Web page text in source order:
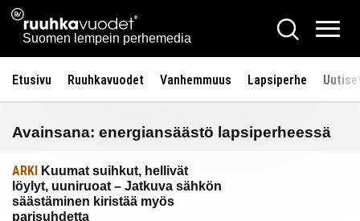
Siirry
sisältöön
Ruuhkavuodet.fi
Suomen lempein perhemedia
Hae
Etusivu Ruuhkavuodet Vanhemmuus Lapsiperhe
Avainsana: energiansäästö lapsiperheessä
ARKI Kuumat suihkut, hellivät
löylyt, uuniruoat – Jatkuva sähkön
säästäminen kiristää myös
parisuhdetta